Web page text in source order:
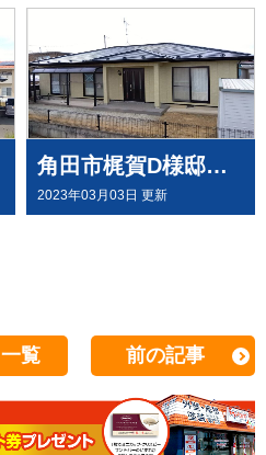
角田市梶賀D様邸で 屋根外壁塗装工事させて頂きました
2023年03月03日 更新
一覧 前の記事